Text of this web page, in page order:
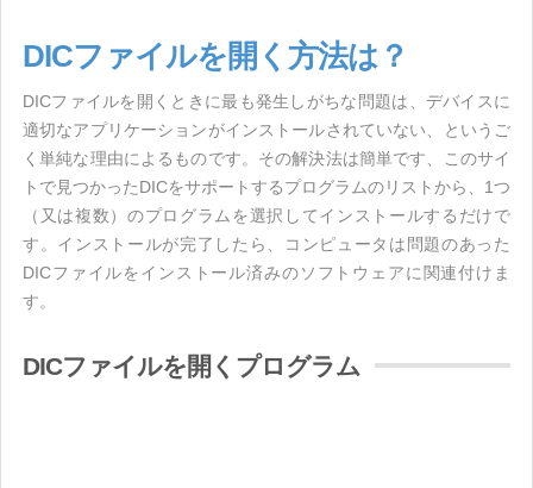
DICファイルを開く方法は？
DICファイルを開くときに最も発生しがちな問題は、デバイスに
適切なアプリケーションがインストールされていない、というご
く単純な理由によるものです。その解決法は簡単です、このサイ
トで見つかったDICをサポートするプログラムのリストから、1つ
（又は複数）のプログラムを選択してインストールするだけで
す。インストールが完了したら、コンピュータは問題のあった
DICファイルをインストール済みのソフトウェアに関連付けま
す。
DICファイルを開くプログラム